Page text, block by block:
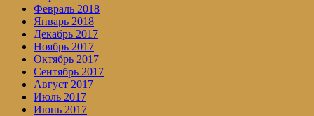
Февраль 2018
Январь 2018
Декабрь 2017
Ноябрь 2017
Октябрь 2017
Сентябрь 2017
Август 2017
Июль 2017
Июнь 2017